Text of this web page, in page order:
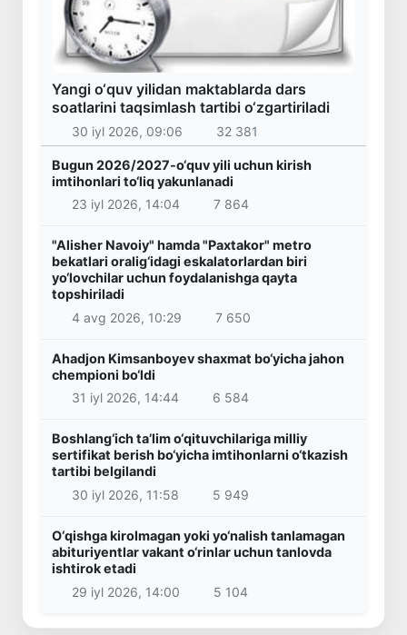
Yangi o‘quv yilidan maktablarda dars
soatlarini taqsimlash tartibi o‘zgartiriladi
30 iyl 2026, 09:06 32 381
Bugun 2026/2027-o‘quv yili uchun kirish
imtihonlari to‘liq yakunlanadi
23 iyl 2026, 14:04
7 864
"Alisher Navoiy" hamda "Paxtakor" metro
bekatlari oralig‘idagi eskalatorlardan biri
yo‘lovchilar uchun foydalanishga qayta
topshiriladi
4 avg 2026, 10:29
7 650
Ahadjon Kimsanboyev shaxmat bo‘yicha jahon
chempioni bo‘ldi
31 iyl 2026, 14:44
6 584
Boshlang‘ich ta’lim o‘qituvchilariga milliy
sertifikat berish bo‘yicha imtihonlarni o‘tkazish
tartibi belgilandi
30 iyl 2026, 11:58
5 949
O‘qishga kirolmagan yoki yo‘nalish tanlamagan
abituriyentlar vakant o‘rinlar uchun tanlovda
ishtirok etadi
29 iyl 2026, 14:00
5 104